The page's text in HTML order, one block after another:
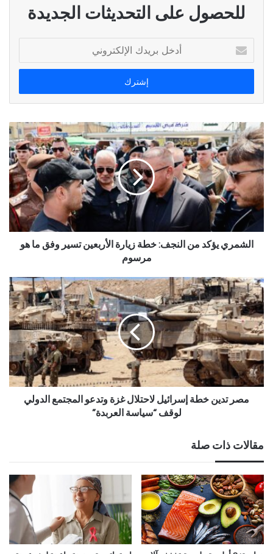
للحصول على التحديثات الجديدة
بريدك
الإلكتروني
الشمري يؤكد من النجف: خطة زيارة الأربعين تسير وفق ما هو
مرسوم
مصر تدين خطة إسرائيل لاحتلال غزة وتدعو المجتمع الدولي
لوقف “سياسة العربدة”
مقالات ذات صلة